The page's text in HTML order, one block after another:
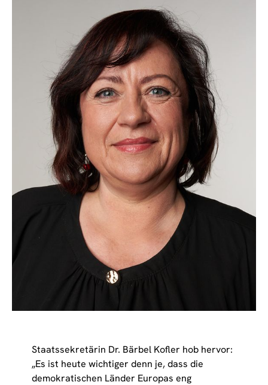
Staatssekretärin Dr. Bärbel Kofler hob hervor:
„Es ist heute wichtiger denn je, dass die
demokratischen Länder Europas eng